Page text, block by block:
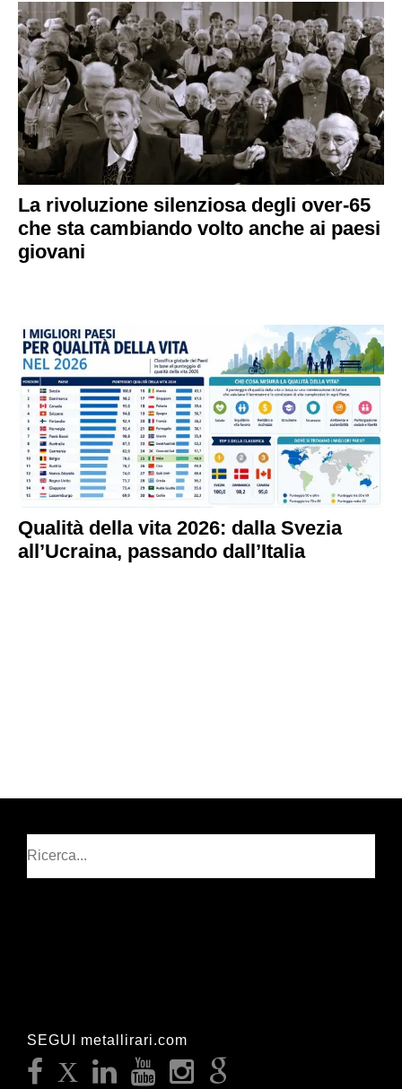
La rivoluzione silenziosa degli over-65
che sta cambiando volto anche ai paesi
giovani
Qualità della vita 2026: dalla Svezia
all’Ucraina, passando dall’Italia
SEGUI metallirari.com